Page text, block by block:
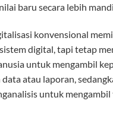
baru secara lebih
konvensional
digital, tapi tetap
untuk mengambil
atau laporan,
untuk